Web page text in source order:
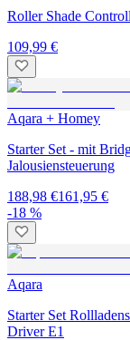
Roller Shade
109,99 €
Aqara + Homey
Starter Set - mit
Jalousiensteuerung
188,98 €161,95 €
-18 %
Aqara
Starter Set
Driver E1